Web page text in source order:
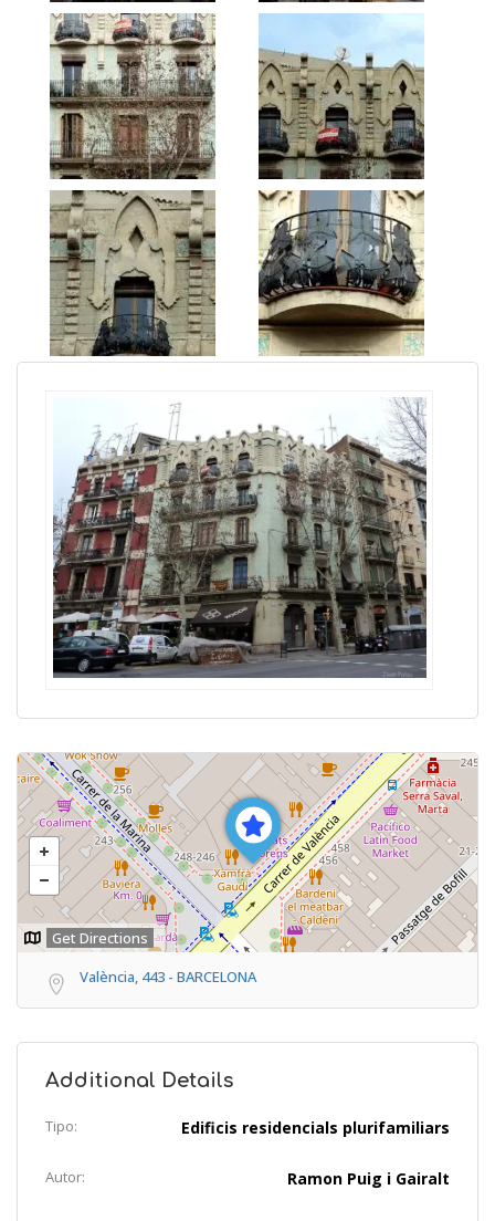
Get Directions
València, 443 - BARCELONA
Additional Details
Tipo: Edificis residencials plurifamiliars
Autor: Ramon Puig i Gairalt